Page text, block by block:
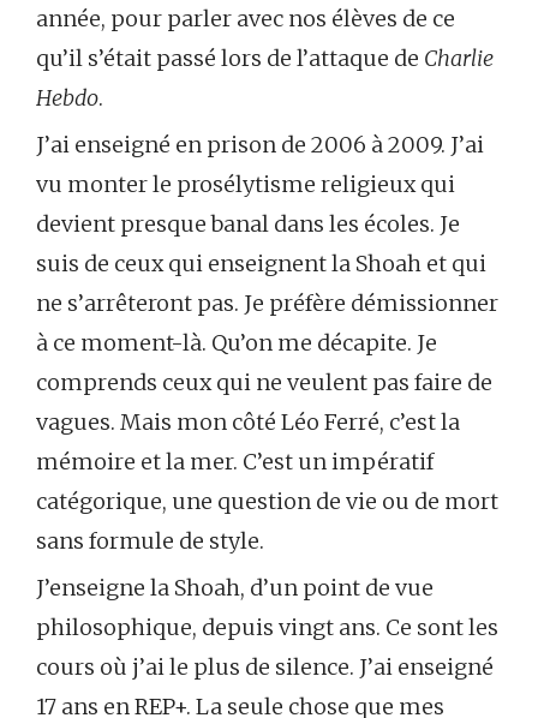
année, pour parler avec nos élèves de ce
qu’il s’était passé lors de l’attaque de Charlie
Hebdo.
J’ai enseigné en prison de 2006 à 2009. J’ai
vu monter le prosélytisme religieux qui
devient presque banal dans les écoles. Je
suis de ceux qui enseignent la Shoah et qui
ne s’arrêteront pas. Je préfère démissionner
à ce moment-là. Qu’on me décapite. Je
comprends ceux qui ne veulent pas faire de
vagues. Mais mon côté Léo Ferré, c’est la
mémoire et la mer. C’est un impératif
catégorique, une question de vie ou de mort
sans formule de style.
J’enseigne la Shoah, d’un point de vue
philosophique, depuis vingt ans. Ce sont les
cours où j’ai le plus de silence. J’ai enseigné
17 ans en REP+. La seule chose que mes